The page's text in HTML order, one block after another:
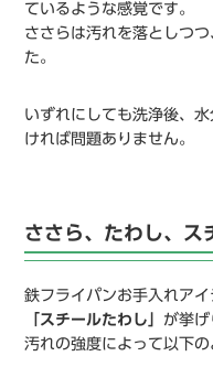
ているような感覚です。
ささらは汚れを落としつ
た。
いずれにしても洗浄後、
ければ問題ありません。
ささら、たわし、ス
鉄フライパンお手入れアイ
「スチールたわし」 が挙げ
汚れの強度によって以下の